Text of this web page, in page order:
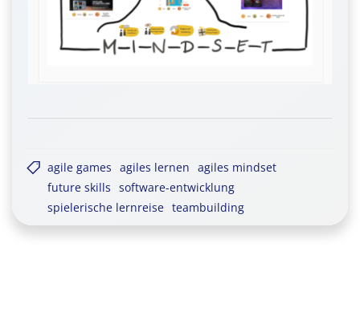
agile games agiles lernen agiles mindset
future skills software-entwicklung
spielerische lernreise teambuilding